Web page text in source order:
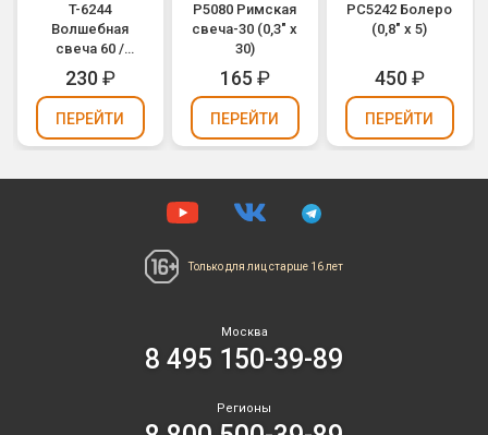
T-6244
Волшебная
свеча 60 /
MAGIC CANDLE
60 (0,3" х 60)
230₽
ПЕРЕЙТИ
Р5080 Римская
свеча-30 (0,3" х
30)
165 ₽
ПЕРЕЙТИ
РС5242 Болеро
(0,8" х 5)
450₽
ПЕРЕЙТИ
Только для лиц старше 16 лет
Москва
8 495 150-39-89
Регионы